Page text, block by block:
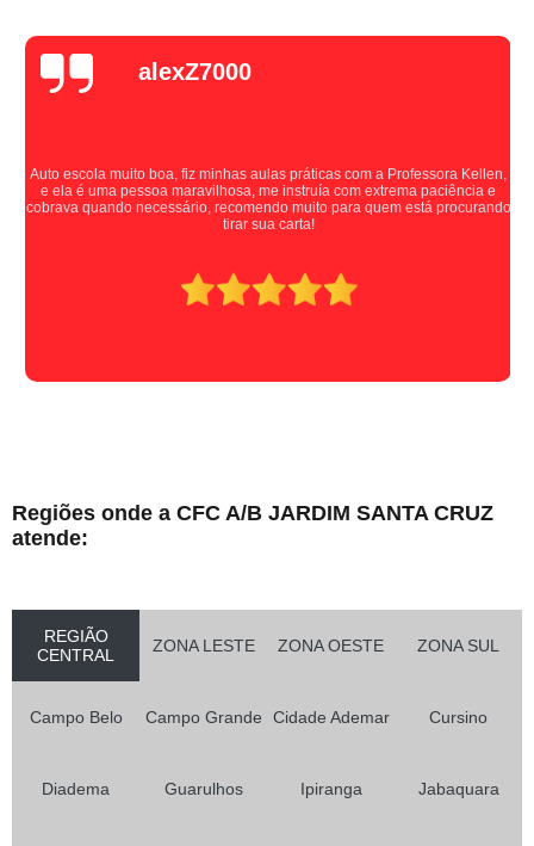
alexZ7000
Auto escola muito boa, fiz minhas aulas práticas com a Professora Kellen,
e ela é uma pessoa maravilhosa, me instruía com extrema paciência e
cobrava quando necessário, recomendo muito para quem está procurando
tirar sua carta!
Regiões onde a CFC A/B JARDIM SANTA CRUZ
atende:
REGIÃO
CENTRAL
ZONA LESTE ZONA OESTE ZONA SUL
Campo Belo Campo Grande Cidade Ademar Cursino
Diadema Guarulhos Ipiranga Jabaquara